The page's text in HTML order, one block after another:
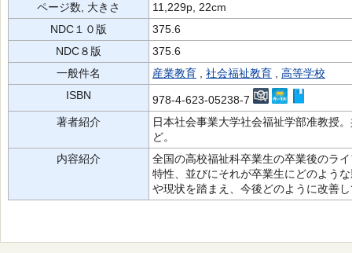
ページ数, 大きさ
11,229p, 22cm
NDC１０版
375.6
NDC８版
375.6
一般件名
産業教育 社会福祉教育
高等学校
ISBN
978-4-623-05238-7
著者紹介
日本社会事業大学社会福祉学部准教授
ど。
内容紹介
全国の高校福祉科卒業生の卒業後のラ
特性、並びにそれが卒業生にどのよう
や現状を踏まえ、今後どのように改善